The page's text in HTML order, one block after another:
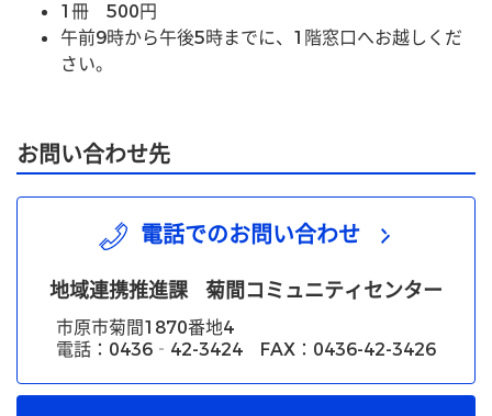
1冊 500円
午前9時から午後5時までに、1階窓口へお越しくだ
さい。
お問い合わせ先
電話でのお問い合わせ
地域連携推進課 菊間コミュニティセンター
市原市菊間1870番地4
電話：0436‐42-3424 FAX：0436-42-3426